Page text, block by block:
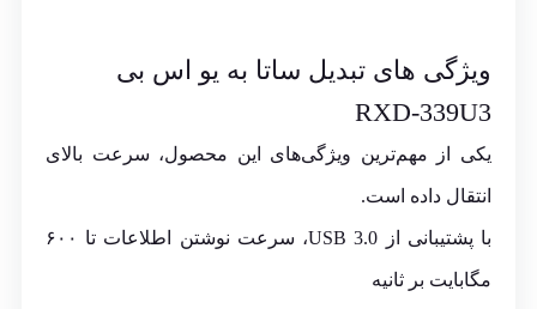
ویژگی های تبدیل ساتا به یو اس بی
RXD-339U3
یکی از مهم‌ترین ویژگی‌های این محصول، سرعت بالای
انتقال داده است.
با پشتیبانی از USB 3.0، سرعت نوشتن اطلاعات تا ۶۰۰
مگابایت بر ثانیه